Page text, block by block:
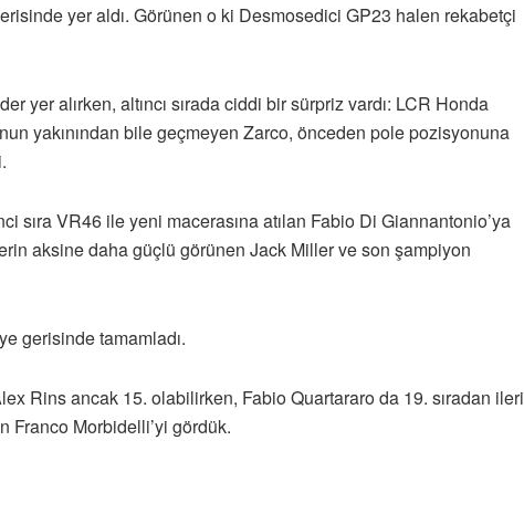
yer aldı. Görünen o ki Desmosedici GP23 halen rekabetçi
yer alırken, altıncı sırada ciddi bir sürpriz vardı: LCR Honda
yakınından bile geçmeyen Zarco, önceden pole pozisyonuna
sıra VR46 ile yeni macerasına atılan Fabio Di Giannantonio’ya
aksine daha güçlü görünen Jack Miller ve son şampiyon
gerisinde tamamladı.
Rins ancak 15. olabilirken, Fabio Quartararo da 19. sıradan ileri
Franco Morbidelli’yi gördük.